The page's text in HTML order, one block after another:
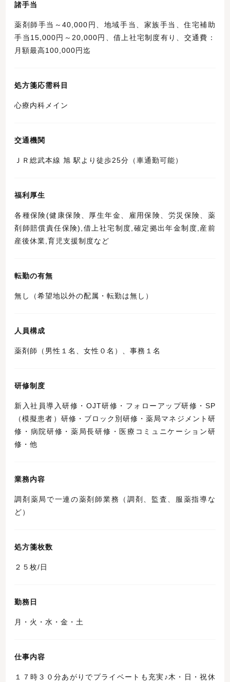
諸手当
薬剤師手当～40,000円、地域手当、家族手当、住宅補助
手当15,000円～20,000円、借上社宅制度有り、交通費：
月額最高100,000円迄
処方箋応需科目
心療内科メイン
交通機関
ＪＲ総武本線 旭 駅より徒歩25分（車通勤可能）
福利厚生
各種保険(健康保険、厚生年金、雇用保険、労災保険、薬
剤師賠償責任保険),借上社宅制度,確定拠出年金制度,産前
産後休業,育児支援制度など
転勤の有無
無し（希望地以外の配属・転勤は無し）
人員構成
薬剤師（男性１名、女性０名）、事務１名
研修制度
新入社員導入研修・OJT研修・フォローアップ研修・SP
（模擬患者）研修・ブロック別研修・薬局マネジメント研
修・病院研修・薬局長研修・医療コミュニケーション研
修・他
業務内容
調剤薬局で一連の薬剤師業務（調剤、監査、服薬指導な
ど）
処方箋枚数
２５枚/日
勤務日
月・火・水・金・土
仕事内容
１７時３０分あがりでプライベートも充実♪木・日・祝休